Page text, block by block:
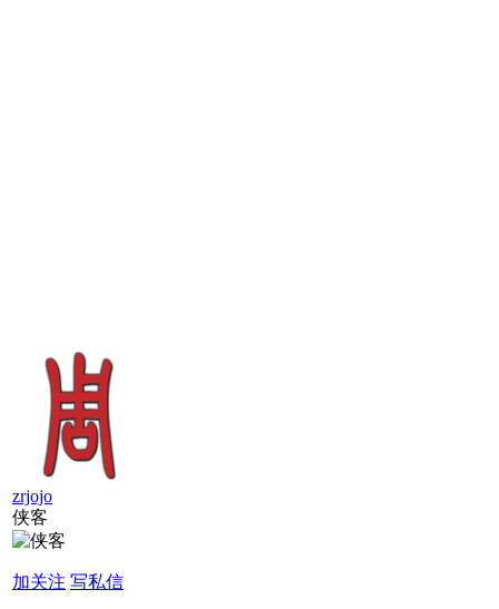
zrjojo
侠客
加关注 写私信